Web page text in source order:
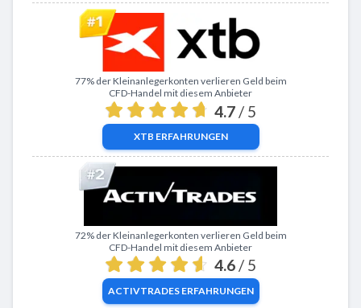
Zu XTB
77% der Kleinanlegerkonten verlieren Geld beim
CFD-Handel mit diesem Anbieter
4.7 / 5
XTB ERFAHRUNGEN
Zu ActivTrades
72% der Kleinanlegerkonten verlieren Geld beim
CFD-Handel mit diesem Anbieter
4.6 / 5
ACTIVTRADESERFAHRUNGEN